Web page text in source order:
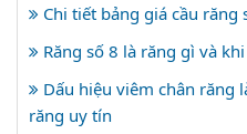
Chi tiết bảng giá cầu răng
Răng số 8 là răng gì và
Dấu hiệu viêm chân răng
răng uy tín